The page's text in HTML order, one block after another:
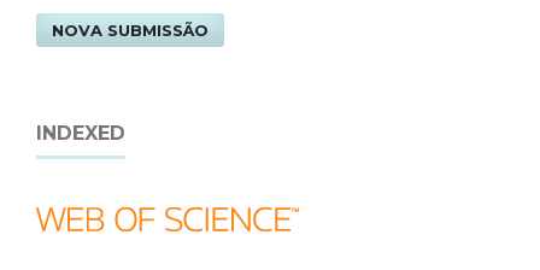
NOVA SUBMISSÃO
INDEXED